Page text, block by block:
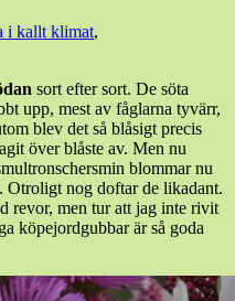
i kallt klimat,
sort efter sort. De söta
upp, mest av fåglarna tyvärr,
blev det så blåsigt precis
över blåste av. Men nu
blommar nu
Otroligt nog doftar de likadant.
revor, men tur att jag inte rivit
köpejordgubbar är så goda